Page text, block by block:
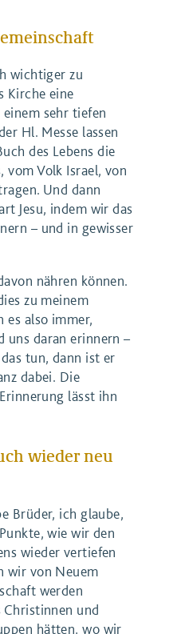
wichtiger zu
Kirche eine
sehr tiefen
Hl. Messe lassen
des Lebens die
vom Volk Israel, von
Und dann
Jesu, indem wir das
– und in gewisser
nähren können.
zu meinem
es also immer,
uns daran erinnern –
tun, dann ist er
dabei. Die
lässt ihn
wieder neu
Brüder, ich glaube,
wie wir den
wieder vertiefen
wir von Neuem
werden
Christinnen und
hätten, wo wir